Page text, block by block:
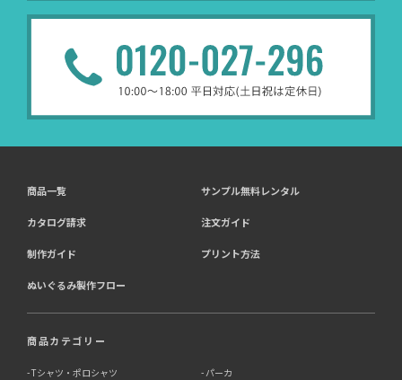
商品一覧 サンプル無料レンタル
カタログ請求 注文ガイド
制作ガイド プリント方法
ぬいぐるみ製作フロー
商品カテゴリー
Tシャツ・ポロシャツ パーカ